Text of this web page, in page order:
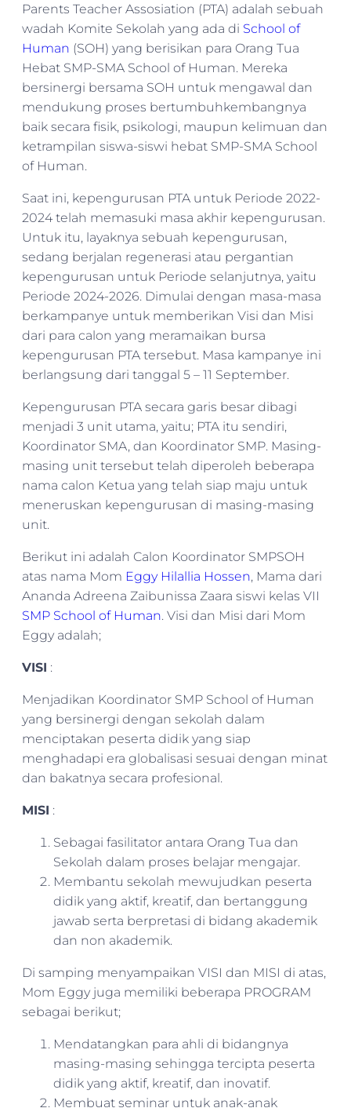
Parents Teacher Assosiation (PTA) adalah sebuah
wadah Komite Sekolah yang ada di School of
Human (SOH) yang berisikan para Orang Tua
Hebat SMP-SMA School of Human. Mereka
bersinergi bersama SOH untuk mengawal dan
mendukung proses bertumbuhkembangnya
baik secara fisik, psikologi, maupun kelimuan dan
ketrampilan siswa-siswi hebat SMP-SMA School
of Human.
Saat ini, kepengurusan PTA untuk Periode 2022-
2024 telah memasuki masa akhir kepengurusan.
Untuk itu, layaknya sebuah kepengurusan,
sedang berjalan regenerasi atau pergantian
kepengurusan untuk Periode selanjutnya, yaitu
Periode 2024-2026. Dimulai dengan masa-masa
berkampanye untuk memberikan Visi dan Misi
dari para calon yang meramaikan bursa
kepengurusan PTA tersebut. Masa kampanye ini
berlangsung dari tanggal 5 – 11 September.
Kepengurusan PTA secara garis besar dibagi
menjadi 3 unit utama, yaitu; PTA itu sendiri,
Koordinator SMA, dan Koordinator SMP. Masing-
masing unit tersebut telah diperoleh beberapa
nama calon Ketua yang telah siap maju untuk
meneruskan kepengurusan di masing-masing
unit.
Berikut ini adalah Calon Koordinator SMPSOH
atas nama Mom Eggy Hilallia Hossen, Mama dari
Ananda Adreena Zaibunissa Zaara siswi kelas VII
SMP School of Human. Visi dan Misi dari Mom
Eggy adalah;
VISI :
Menjadikan Koordinator SMP School of Human
yang bersinergi dengan sekolah dalam
menciptakan peserta didik yang siap
menghadapi era globalisasi sesuai dengan minat
dan bakatnya secara profesional.
MISI :
Sebagai fasilitator antara Orang Tua dan
Sekolah dalam proses belajar mengajar.
Membantu sekolah mewujudkan peserta
didik yang aktif, kreatif, dan bertanggung
jawab serta berpretasi di bidang akademik
dan non akademik.
Di samping menyampaikan VISI dan MISI di atas,
Mom Eggy juga memiliki beberapa PROGRAM
sebagai berikut;
Mendatangkan para ahli di bidangnya
masing-masing sehingga tercipta peserta
didik yang aktif, kreatif, dan inovatif.
Membuat seminar untuk anak-anak